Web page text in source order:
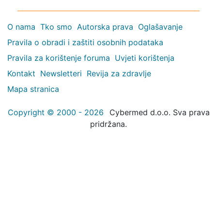
O nama Tko smo Autorska prava Oglašavanje
Pravila o obradi i zaštiti osobnih podataka
Pravila za korištenje foruma Uvjeti korištenja
Kontakt Newsletteri Revija za zdravlje
Mapa stranica
Copyright © 2000 - 2026
Cybermed d.o.o. Sva prava
pridržana.